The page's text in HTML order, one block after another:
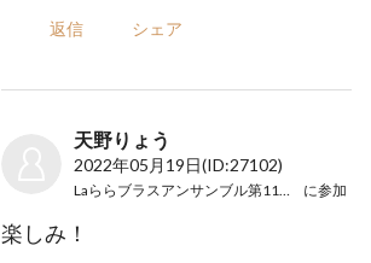
返信 シェア
天野りょう
2022年05月19日(ID:27102)
に参加
楽しみ！